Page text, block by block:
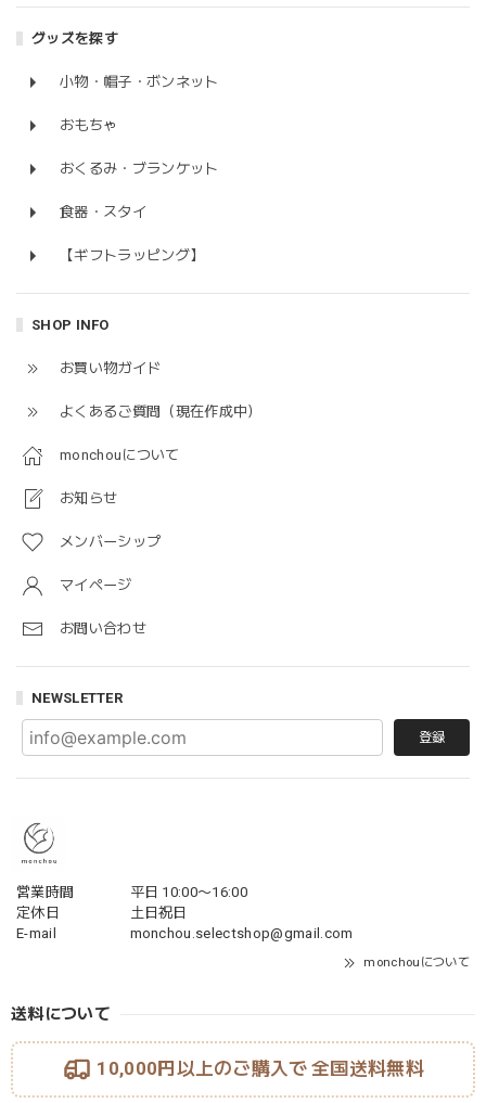
グッズを探す
小物・帽子・ボンネット
おもちゃ
おくるみ・ブランケット
食器・スタイ
【ギフトラッピング】
SHOP INFO
お買い物ガイド
よくあるご質問（現在作成中）
monchouについて
お知らせ
メンバーシップ
マイページ
お問い合わせ
NEWSLETTER
登録
営業時間
平日 10:00〜16:00
定休日
土日祝日
E-mail
monchou.selectshop@gmail.com
monchouについて
送料について
10,000円以上のご購入で 全国送料無料